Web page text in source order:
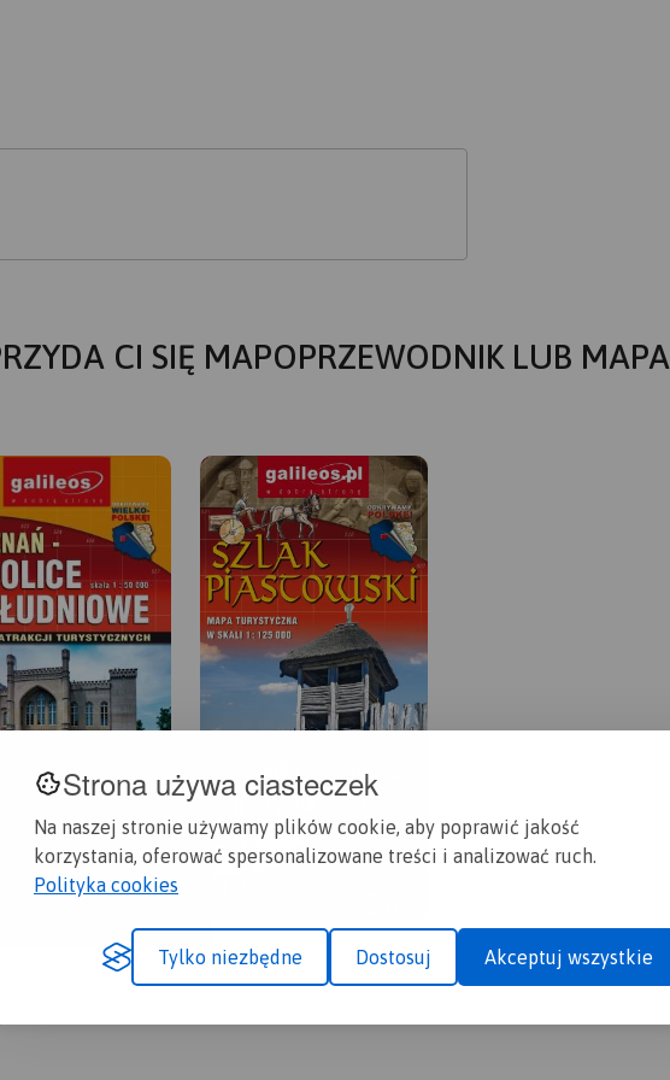
Strona używa ciasteczek
Na naszej stronie używamy plików cookie, aby poprawić jakość
korzystania, oferować spersonalizowane treści i analizować ruch.
Polityka cookies
Tylko niezbędne Dostosuj Akceptuj wszystkie
CI SIĘ MAPOPRZEWODNIK LUB MAPA